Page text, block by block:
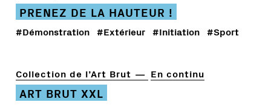
PRENEZ DE LA HAUTEUR !
#Démonstration #Extérieur #Initiation #Sport
Collection de l’Art Brut En continu
ART BRUT XXL